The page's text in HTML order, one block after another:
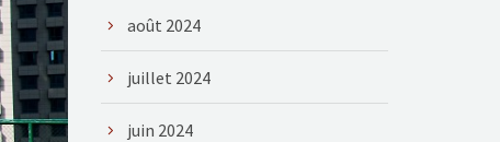
août 2024
juillet 2024
juin 2024